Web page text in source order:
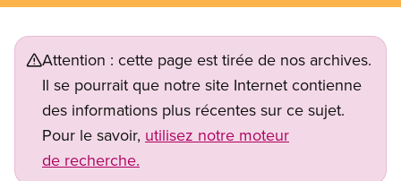
Attention : cette page est tirée de nos archives.
Il se pourrait que notre site Internet contienne
des informations plus récentes sur ce sujet.
Pour le savoir, utilisez notre moteur
de recherche.